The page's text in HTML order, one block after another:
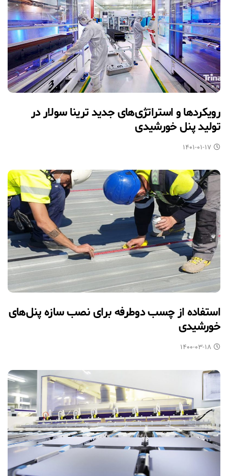
رویکردها و استراتژی‌های جدید ترینا سولار در
تولید پنل خورشیدی
۱۴۰۱-۰۱-۱۷
استفاده از چسب دوطرفه برای نصب سازه پنل‌های
خورشیدی
۱۴۰۰-۰۳-۱۸